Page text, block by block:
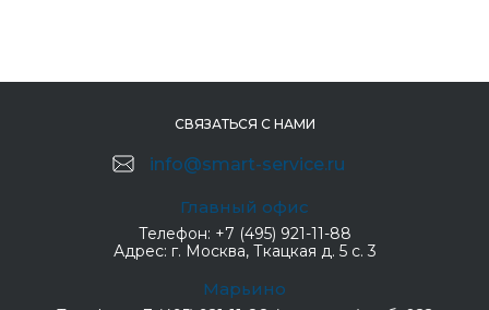
СВЯЗАТЬСЯ С НАМИ
info@smart-service.ru
Главный офис
Телефон: +7 (495) 921-11-88
Адрес: г. Москва, Ткацкая д. 5 с. 3
Марьино